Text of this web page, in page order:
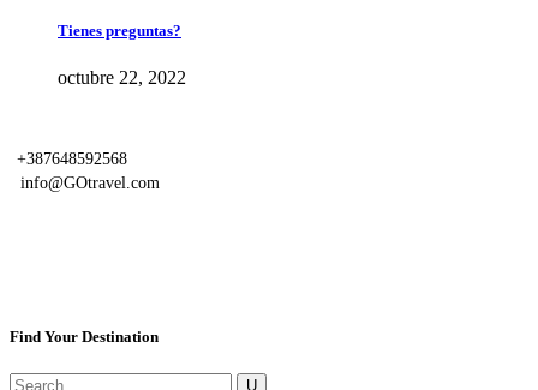
Tienes preguntas?
octubre 22, 2022
+387648592568
info@GOtravel.com
Find Your Destination